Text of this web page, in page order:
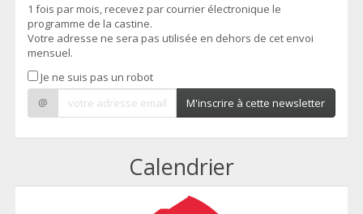
1 fois par mois, recevez par courrier électronique le
programme de la castine.
Votre adresse ne sera pas utilisée en dehors de cet envoi
mensuel.
Je ne suis pas un robot
@
M'inscrire à cette newsletter
Calendrier